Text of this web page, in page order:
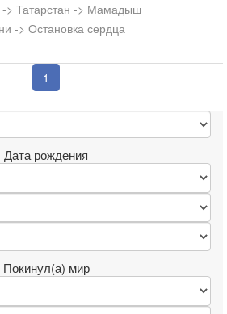
Татарстан -> Мамадыш
-> Остановка сердца
1
Дата рождения
Покинул(а) мир